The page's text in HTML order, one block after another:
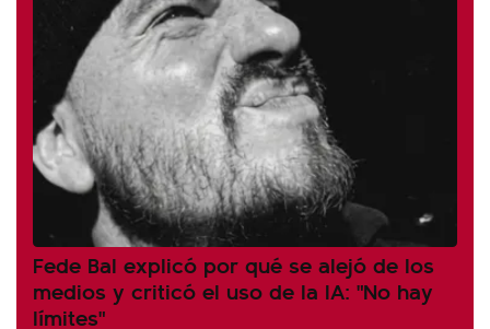
Fede Bal explicó por qué se alejó de los
medios y criticó el uso de la IA: "No hay
límites"